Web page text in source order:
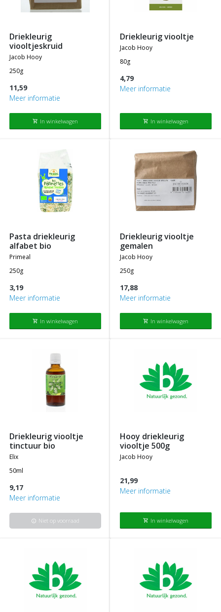
driekleurig
viooltjeskruid
jacob hooy
250g
11,59
Meer informatie
shopping_cart In winkelwagen
driekleurig viooltje
jacob hooy
80g
4,79
Meer informatie
shopping_cart In winkelwagen
pasta driekleurig
alfabet bio
primeal
250g
3,19
Meer informatie
shopping_cart In winkelwagen
driekleurig viooltje
gemalen
jacob hooy
250g
17,88
Meer informatie
shopping_cart In winkelwagen
driekleurig viooltje
tinctuur bio
elix
50ml
9,17
Meer informatie
info Niet op voorraad
hooy driekleurig
viooltje 500g
jacob hooy
21,99
Meer informatie
shopping_cart In winkelwagen